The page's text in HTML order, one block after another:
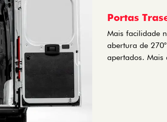
Portas
Mais facilidade
abertura de
apertados.